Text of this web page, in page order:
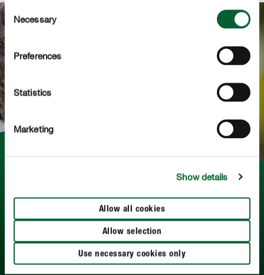
Consent
Selection
Necessary
Preferences
Statistics
Marketing
Show details
Allow all cookies
Allow selection
Use necessary cookies only
Ontdek hier hoe je ratten kan herkennen, hoe ze leven en
welke verschillende middelen er bestaan om ze te
MEER LEZEN